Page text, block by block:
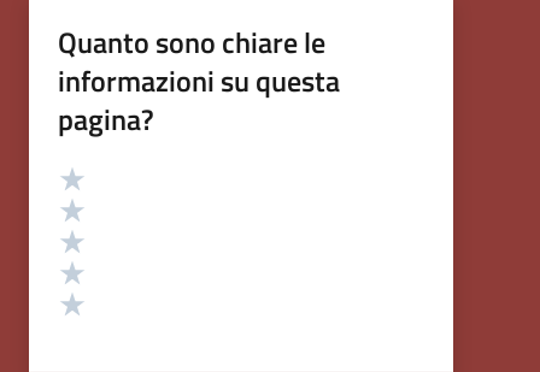
Quanto sono chiare le
informazioni su questa
pagina?
Valutazione